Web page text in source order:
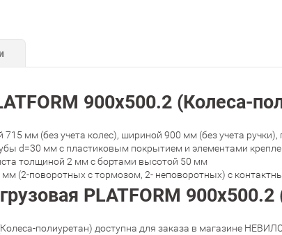
900х500.2 (Колеса-
мм (без учета колес), шириной 900 мм (без учета
d=30 мм с пластиковым покрытием и элементами
толщиной 2 мм с бортами высотой 50 мм
(2-поворотных с тормозом, 2- неповоротных) с
PLATFORM
полиуретан) доступна для заказа в магазине